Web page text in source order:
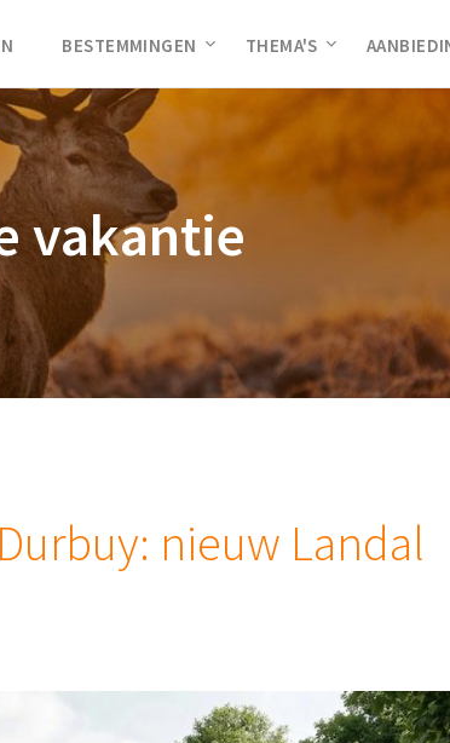
BESTEMMINGEN THEMA'S
vakantie
nieuw Landal